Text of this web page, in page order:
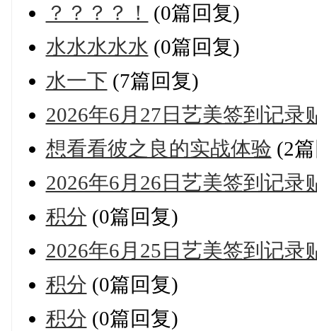
？？？？！
(0篇回复)
水水水水水 (0篇回复)
水一下 (7篇回复)
2026年6月27日艺美签到记录
想看看彼之良的实战体验 (2
2026年6月26日艺美签到记录
积分 (0篇回复)
2026年6月25日艺美签到记录
积分 (0篇回复)
积分 (0篇回复)